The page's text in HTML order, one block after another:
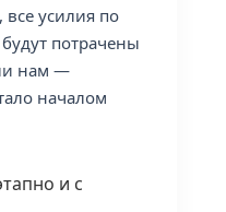
все усилия по
потрачены
нам —
началом
и с